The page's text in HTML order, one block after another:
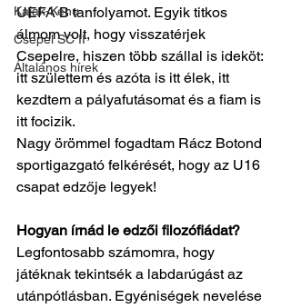
Kajak-Kenu
Csepel SC II
Általános hírek
UEFA B tanfolyamot. Egyik titkos
álmom volt, hogy visszatérjek
Csepelre, hiszen több szállal is ideköt:
itt születtem és azóta is itt élek, itt
kezdtem a pályafutásomat és a fiam is
itt focizik.
Nagy örömmel fogadtam Rácz Botond
sportigazgató felkérését, hogy az U16
csapat edzője legyek!
Hogyan írnád le edzői filozófiádat?
Legfontosabb számomra, hogy
játéknak tekintsék a labdarúgást az
utánpótlásban. Egyéniségek nevelése